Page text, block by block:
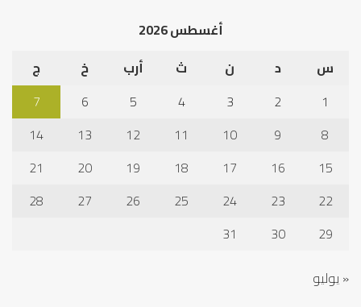
أغسطس 2026
س
د ن ث أرب خ
ج
1
2
3
4
5
6
7
8
9
10
11
12
13
14
15
16
17
18
19
20
21
22
23
24
25
26
27
28
29
30
31
« يوليو